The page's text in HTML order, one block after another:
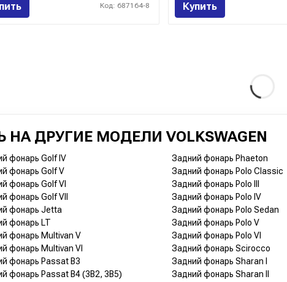
Код: 687164-8 Купить
ДРУГИЕ МОДЕЛИ VOLKSWAGEN
фонарь Golf IV
фонарь Golf V
фонарь Golf VI
фонарь Golf VII
фонарь Jetta
фонарь LT
фонарь Multivan V
фонарь Multivan VI
фонарь Passat B3
фонарь Passat B4 (3B2, 3B5)
Задний фонарь Phaeton
Задний фонарь Polo Classic
Задний фонарь Polo III
Задний фонарь Polo IV
Задний фонарь Polo Sedan
Задний фонарь Polo V
Задний фонарь Polo VI
Задний фонарь Scirocco
Задний фонарь Sharan I
Задний фонарь Sharan II